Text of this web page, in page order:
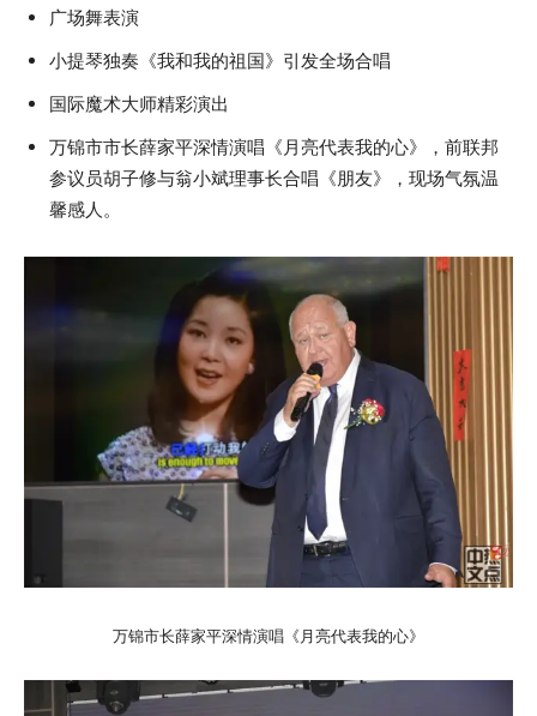
广场舞表演
小提琴独奏《我和我的祖国》引发全场合唱
国际魔术大师精彩演出
万锦市市长薛家平深情演唱《月亮代表我的心》，前联邦
参议员胡子修与翁小斌理事长合唱《朋友》，现场气氛温
馨感人。
万锦市长薛家平深情演唱《月亮代表我的心》